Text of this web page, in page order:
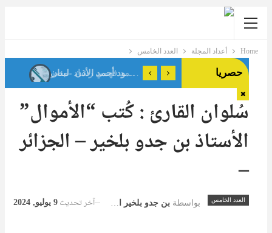
Home أعداد المجلة العدد الخامس
حصريا
سُلوان القارئ : كُتب “الأموال”
الأستاذ بن جدو بلخير – الجزائر
–
العدد الخامس بواسطة بن جدو بلخير المشرف العام آخر تحديث 9 يوليو, 2024